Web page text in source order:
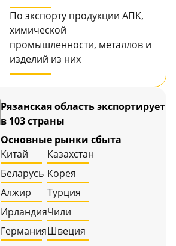
По экспорту продукции АПК,
химической
промышленности, металлов и
изделий из них
Рязанская область экспортирует
в 103 страны
Основные рынки сбыта
Китай
Беларусь
Алжир
Ирландия
Германия
Казахстан
Корея
Турция
Чили
Швеция